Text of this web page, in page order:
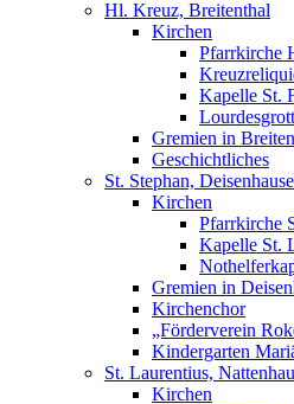
Hl. Kreuz, Breitenthal
Kirchen
Pfarrkirche
Kapelle St.
Gremien in
Geschichtliches
St. Stephan,
Kirchen
Pfarrkirche
Kapelle St.
Gremien in
Kirchenchor
„Förderverein
Kindergarten
St. Laurentius,
Kirchen